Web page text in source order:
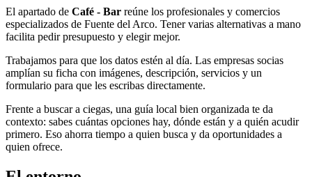
El apartado de Café - Bar reúne los profesionales y comercios
especializados de Fuente del Arco. Tener varias alternativas a mano
facilita pedir presupuesto y elegir mejor.
Trabajamos para que los datos estén al día. Las empresas socias
amplían su ficha con imágenes, descripción, servicios y un
formulario para que les escribas directamente.
Frente a buscar a ciegas, una guía local bien organizada te da
contexto: sabes cuántas opciones hay, dónde están y a quién acudir
primero. Eso ahorra tiempo a quien busca y da oportunidades a
quien ofrece.